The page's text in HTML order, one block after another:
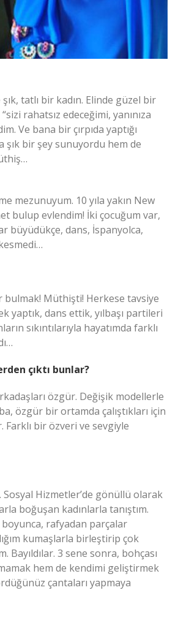
tatlı bir kadın. Elinde güzel bir
rahatsız edeceğimi, yanınıza
Ve bana bir çırpıda yaptığı
şık bir şey sunuyordu hem de
mezunuyum. 10 yıla yakın New
bulup evlendim! İki çocuğum var,
büyüdükçe, dans, İspanyolca,
Müthişti! Herkese tavsiye
yaptık, dans ettik, yılbaşı partileri
sıkıntılarıyla hayatımda farklı
çıktı bunlar?
özgür. Değişik modellerle
özgür bir ortamda çalıştıkları için
bir özveri ve sevgiyle
Hizmetler’de gönüllü olarak
boğuşan kadınlarla tanıştım.
boyunca, rafyadan parçalar
kumaşlarla birleştirip çok
Bayıldılar. 3 sene sonra, bohçası
hem de kendimi geliştirmek
çantaları yapmaya